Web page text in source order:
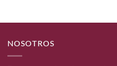
NOSOTROS